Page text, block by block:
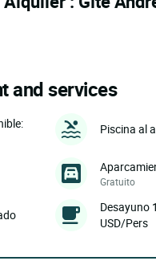
and services
Piscina al
Gratuito
Desayuno
USD/Pers